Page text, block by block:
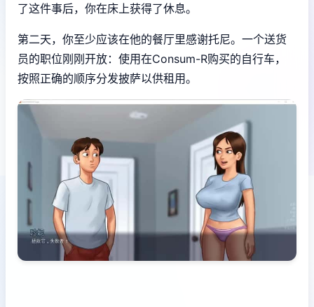
了这件事后，你在床上获得了休息。
第二天，你至少应该在他的餐厅里感谢托尼。一个送货
员的职位刚刚开放：使用在Consum-R购买的自行车，
按照正确的顺序分发披萨以供租用。